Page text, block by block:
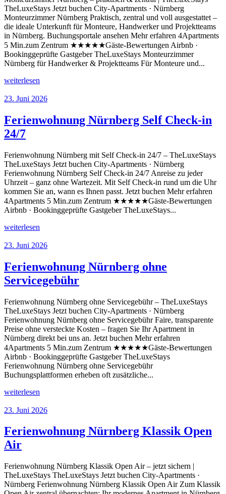
TheLuxeStays Jetzt buchen City-Apartments · Nürnberg
Monteurzimmer Nürnberg Praktisch, zentral und voll ausgestattet –
die ideale Unterkunft für Monteure, Handwerker und Projektteams
in Nürnberg. Buchungsportale ansehen Mehr erfahren 4Apartments
5 Min.zum Zentrum ★★★★★Gäste-Bewertungen Airbnb ·
Bookinggeprüfte Gastgeber TheLuxeStays Monteurzimmer
Nürnberg für Handwerker & Projektteams Für Monteure und...
weiterlesen
23. Juni 2026
Ferienwohnung Nürnberg Self Check-in
24/7
Ferienwohnung Nürnberg mit Self Check-in 24/7 – TheLuxeStays
TheLuxeStays Jetzt buchen City-Apartments · Nürnberg
Ferienwohnung Nürnberg Self Check-in 24/7 Anreise zu jeder
Uhrzeit – ganz ohne Wartezeit. Mit Self Check-in rund um die Uhr
kommen Sie an, wann es Ihnen passt. Jetzt buchen Mehr erfahren
4Apartments 5 Min.zum Zentrum ★★★★★Gäste-Bewertungen
Airbnb · Bookinggeprüfte Gastgeber TheLuxeStays...
weiterlesen
23. Juni 2026
Ferienwohnung Nürnberg ohne
Servicegebühr
Ferienwohnung Nürnberg ohne Servicegebühr – TheLuxeStays
TheLuxeStays Jetzt buchen City-Apartments · Nürnberg
Ferienwohnung Nürnberg ohne Servicegebühr Faire, transparente
Preise ohne versteckte Kosten – fragen Sie Ihr Apartment in
Nürnberg direkt bei uns an. Jetzt buchen Mehr erfahren
4Apartments 5 Min.zum Zentrum ★★★★★Gäste-Bewertungen
Airbnb · Bookinggeprüfte Gastgeber TheLuxeStays
Ferienwohnung Nürnberg ohne Servicegebühr
Buchungsplattformen erheben oft zusätzliche...
weiterlesen
23. Juni 2026
Ferienwohnung Nürnberg Klassik Open
Air
Ferienwohnung Nürnberg Klassik Open Air – jetzt sichern |
TheLuxeStays TheLuxeStays Jetzt buchen City-Apartments ·
Nürnberg Ferienwohnung Nürnberg Klassik Open Air Zum Klassik